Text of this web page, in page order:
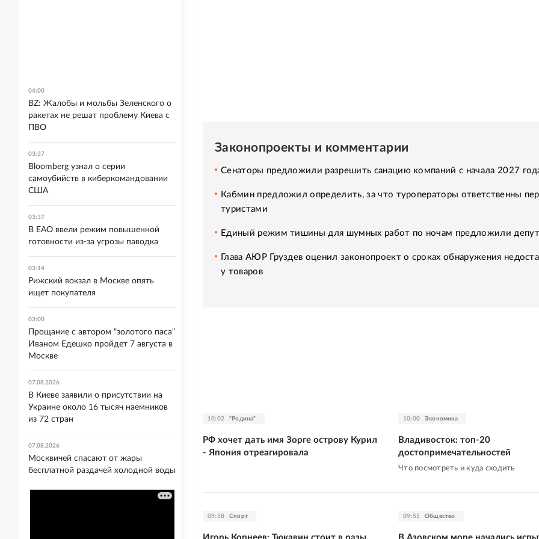
Законопроекты и комментарии
Сенаторы предложили разрешить санацию компаний с начала 2027
Кабмин предложил определить, за что туроператоры ответственны
туристами
Единый режим тишины для шумных работ по ночам предложили
Глава АЮР Груздев оценил законопроект о сроках обнаружения
у товаров
10:02 "Родина"
РФ хочет дать имя Зорге острову Курил
- Япония отреагировала
10:00 Экономика
Владивосток: топ-20
достопримечательностей
Что посмотреть и куда сходить
09:58 Спорт
Игорь Корнеев: Тюкавин стоит в разы
09:55 Общество
В Азовском море начались
04:00
BZ: Жалобы и мольбы Зеленского о
ракетах не решат проблему Киева с
ПВО
03:37
Bloomberg узнал о серии
самоубийств в киберкомандовании
США
03:37
В ЕАО ввели режим повышенной
готовности из-за угрозы паводка
03:14
Рижский вокзал в Москве опять
ищет покупателя
03:00
Прощание с автором "золотого паса"
Иваном Едешко пройдет 7 августа в
Москве
07.08.2026
В Киеве заявили о присутствии на
Украине около 16 тысяч наемников
из 72 стран
07.08.2026
Москвичей спасают от жары
бесплатной раздачей холодной воды